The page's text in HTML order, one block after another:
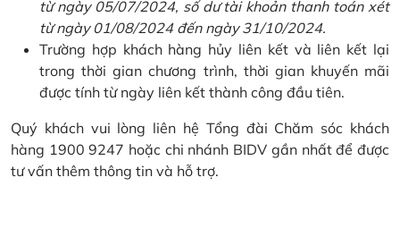
từ ngày 05/07/2024, số dư tài khoản thanh toán xét
từ ngày 01/08/2024 đến ngày 31/10/2024.
Trường hợp khách hàng hủy liên kết và liên kết lại
trong thời gian chương trình, thời gian khuyến mãi
được tính từ ngày liên kết thành công đầu tiên.
Quý khách vui lòng liên hệ Tổng đài Chăm sóc khách
hàng 1900 9247 hoặc chi nhánh BIDV gần nhất để được
tư vấn thêm thông tin và hỗ trợ.